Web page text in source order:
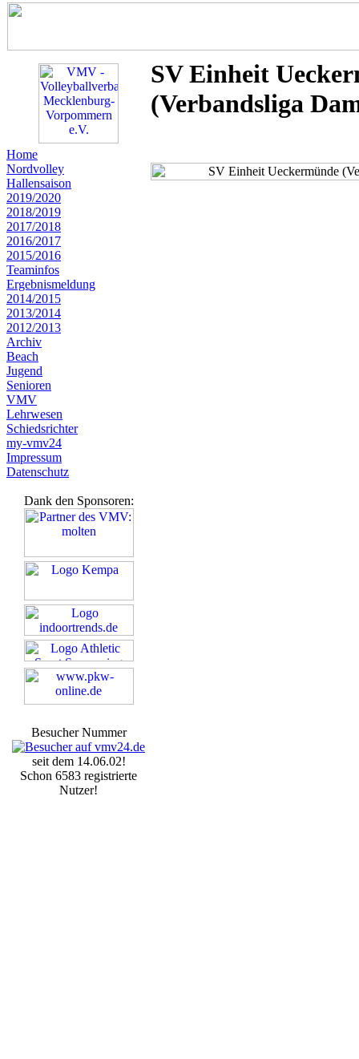
Home
Nordvolley
Hallensaison
2019/2020
2018/2019
2017/2018
2016/2017
2015/2016
Teaminfos
Ergebnismeldung
2014/2015
2013/2014
2012/2013
Archiv
Beach
Jugend
Senioren
VMV
Lehrwesen
Schiedsrichter
my-vmv24
Impressum
Datenschutz
Dank den Sponsoren:
Besucher Nummer
seit dem 14.06.02!
Schon 6583 registrierte
Nutzer!
SV Einheit
(Verbandsliga